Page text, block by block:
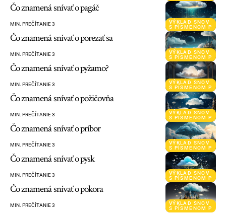
VÝKLAD SNOV
S PÍSMENOM P
Čo znamená snívať o pagáč
MIN. PREČÍTANIE 3
VÝKLAD SNOV
S PÍSMENOM P
Čo znamená snívať o porezať sa
MIN. PREČÍTANIE 3
VÝKLAD SNOV
S PÍSMENOM P
Čo znamená snívať o pyžamo?
MIN. PREČÍTANIE 3
VÝKLAD SNOV
S PÍSMENOM P
Čo znamená snívať o požičovňa
MIN. PREČÍTANIE 3
VÝKLAD SNOV
S PÍSMENOM P
Čo znamená snívať o príbor
MIN. PREČÍTANIE 3
VÝKLAD SNOV
S PÍSMENOM P
Čo znamená snívať o pysk
MIN. PREČÍTANIE 3
VÝKLAD SNOV
S PÍSMENOM P
Čo znamená snívať o pokora
MIN. PREČÍTANIE 3